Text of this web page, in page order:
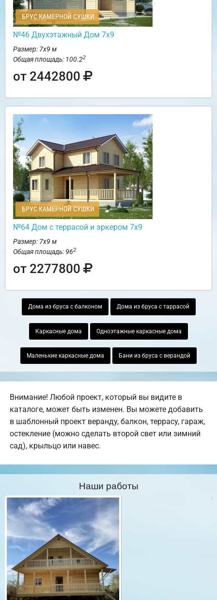
БРУС КАМЕРНОЙ СУШКИ
№46 Двухэтажный Дом 7х9
Размер: 7х9 м
Общая площадь: 100.22
от 2442800
БРУС КАМЕРНОЙ СУШКИ
№64 Дом с террасой и эркером 7х9
Размер: 7х9 м
Общая площадь: 962
от 2277800
Дома из бруса с балконом Дома из бруса с таррасой
Каркасные дома Одноэтажные каркасные дома
Маленькие каркасные дома Бани из бруса с верандой
Внимание! Любой проект, который вы видите в
каталоге, может быть изменен. Вы можете добавить
в шаблонный проект веранду, балкон, террасу, гараж,
остекление (можно сделать второй свет или зимний
сад), крыльцо или навес.
Наши работы